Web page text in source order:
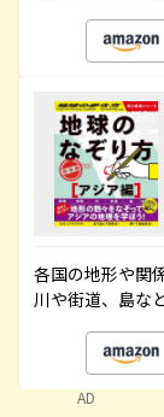
各国の地形や関
川や街道、島な
AD